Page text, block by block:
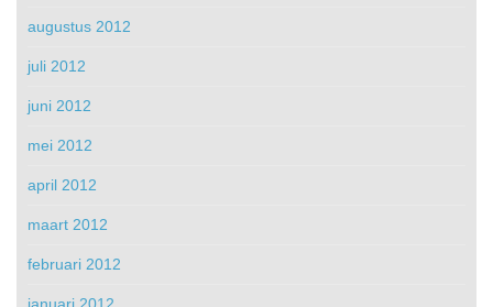
augustus 2012
juli 2012
juni 2012
mei 2012
april 2012
maart 2012
februari 2012